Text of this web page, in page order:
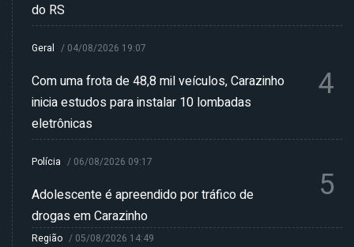
do RS
Geral / 04/08/2026 19:07
Com uma frota de 48,8 mil veículos, Carazinho
inicia estudos para instalar 10 lombadas
eletrônicas
4
Polícia / 06/08/2026 09:17
Adolescente é apreendido por tráfico de
drogas em Carazinho
5
Região / 05/08/2026 14:49